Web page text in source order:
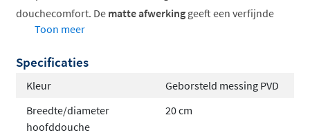
douchecomfort. De matte afwerking geeft een verfijnde
uitstraling.
Vervaardigd uit duurzaam RVS 316 voor jarenlang
gebruik
Handdouche in staafmodel met flexibele
Toon meer
Specificaties
Kleur
Geborsteld messing PVD
Breedte/diameter
hoofddouche
20 cm